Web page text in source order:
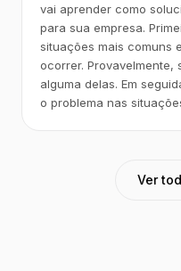
vai aprender como
para sua empresa.
situações mais comuns
ocorrer. Provavelmente,
alguma delas. Em
o problema nas
Ver